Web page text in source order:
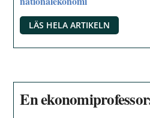
LÄS HELA ARTIKELN
En